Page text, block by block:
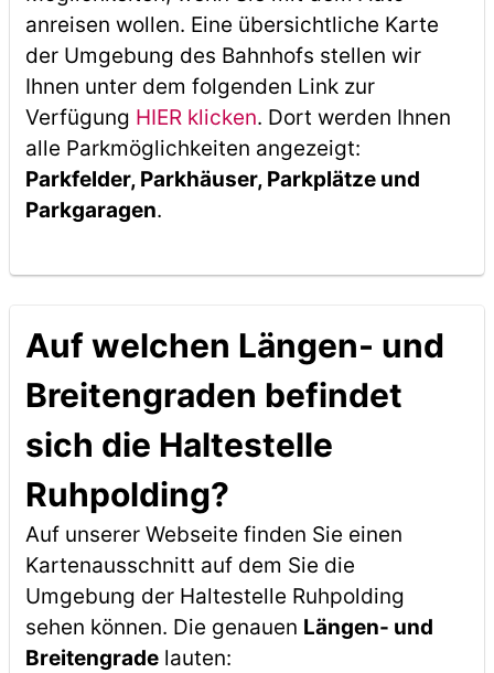
anreisen wollen. Eine übersichtliche Karte
der Umgebung des Bahnhofs stellen wir
Ihnen unter dem folgenden Link zur
Verfügung HIER klicken. Dort werden Ihnen
alle Parkmöglichkeiten angezeigt:
Parkfelder, Parkhäuser, Parkplätze und
Parkgaragen.
Auf welchen Längen- und
Breitengraden befindet
sich die Haltestelle
Ruhpolding?
Auf unserer Webseite finden Sie einen
Kartenausschnitt auf dem Sie die
Umgebung der Haltestelle Ruhpolding
sehen können. Die genauen Längen- und
Breitengradelauten: